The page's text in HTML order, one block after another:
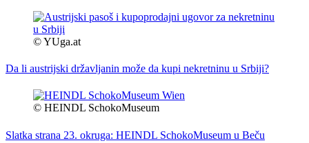
© YUga.at
Da li austrijski državljanin može da kupi nekretninu u Srbiji?
© HEINDL SchokoMuseum
Slatka strana 23. okruga: HEINDL SchokoMuseum u Beču